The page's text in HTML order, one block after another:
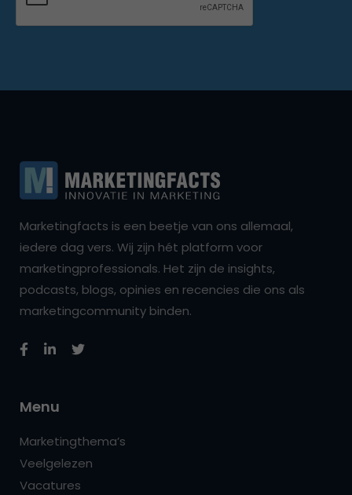
Marketingfacts is een beetje van ons allemaal,
iedere dag vers. Wij zijn hét platform voor
marketingprofessionals. Het zijn de insights,
podcasts, blogs, opinies en recencies die ons als
marketingcommunity binden.
Menu
Marketingthema’s
Veelgelezen
Vacatures